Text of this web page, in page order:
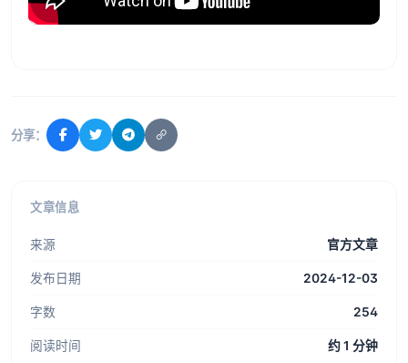
分享：
文章信息
来源 官方文章
发布日期 2024-12-03
字数 254
阅读时间 约 1 分钟